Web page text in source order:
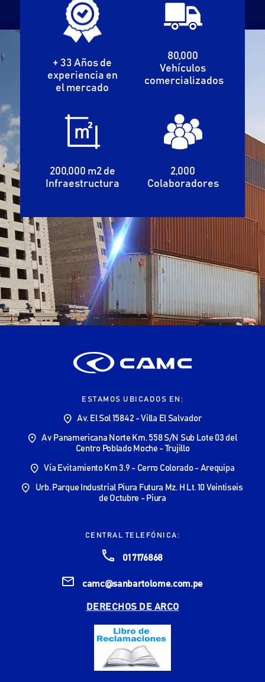
+ 33 Años de
experiencia en
el mercado
80,000
Vehículos
comercializados
200,000 m2 de
Infraestructura
2,000
Colaboradores
ESTAMOS UBICADOS EN:
Av. El Sol 15842 - Villa El Salvador
Av Panamericana Norte Km. 558 S/N Sub Lote 03 del
Centro Poblado Moche - Trujillo
Vía Evitamiento Km 3.9 - Cerro Colorado - Arequipa
Urb. Parque Industrial Piura Futura Mz. H Lt. 10 Veintiseis
de Octubre - Piura
CENTRAL TELEFÓNICA:
01 7176868
camc@sanbartolome.com.pe
DERECHOS DE ARCO